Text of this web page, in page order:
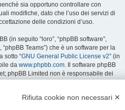
sia opportuno controllare con
modifiche, dato che l’uso dei servizi di
delle condizioni d’uso.
(in seguito “loro”, “phpBB software”,
“phpBB Teams”) che è un software per la
sotto “GNU General Public License v2” (in
da www.phpbb.com . Il software phpBB
phpBB Limited non è responsabile dei
informazioni su phpBB:
Rifiuta cookie non necessari ✕